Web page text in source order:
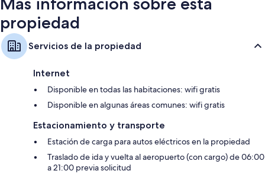
propiedad
Servicios de la propiedad
Internet
Disponible en todas las habitaciones: wifi gratis
Disponible en algunas áreas comunes: wifi gratis
Estacionamiento y transporte
Estación de carga para autos eléctricos en la propiedad
Traslado de ida y vuelta al aeropuerto (con cargo) de 06:00
a 21:00 previa solicitud